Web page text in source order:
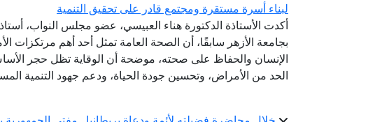
لبناء أسرة مستقرة ومجتمع قادر على تحقيق التنمية
أكدت الأستاذة الدكتورة هناء العبيسي، عضو مجلس النواب،
بجامعة الأزهر سابقًا، أن الصحة العامة تمثل أحد أهم مرتكزات
الإنسان والحفاظ على صحته، موضحة أن الوقاية تظل حجر
الحد من الأمراض، وتحسين جودة الحياة، ودعم جهود التنمية